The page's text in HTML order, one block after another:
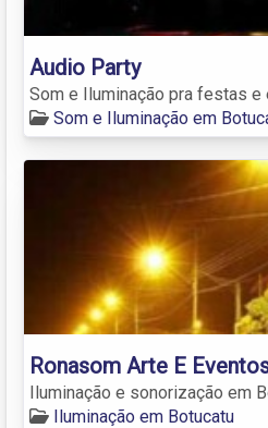
Audio Party
Som e Iluminação pra festas e
Som e Iluminação em
Ronasom Arte E
Iluminação e sonorização em
Iluminação em Botucatu